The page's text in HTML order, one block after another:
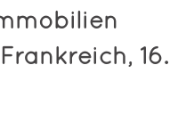
16.